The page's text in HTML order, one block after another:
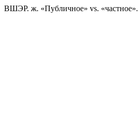
ВШЭР. ж. «Публичное» vs. «частное».